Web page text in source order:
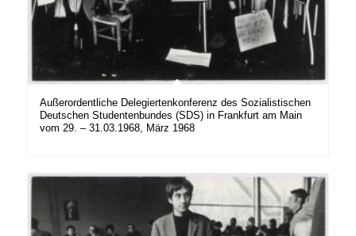
Außerordentliche Delegiertenkonferenz des Sozialistischen
Deutschen Studentenbundes (SDS) in Frankfurt am Main
vom 29. – 31.03.1968, März 1968